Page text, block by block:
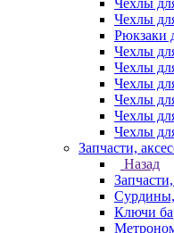
Чехлы
Чехлы
Рюкзаки
Чехлы
Чехлы
Чехлы
Чехлы
Чехлы
Чехлы
Запчасти,
Назад
Ключи